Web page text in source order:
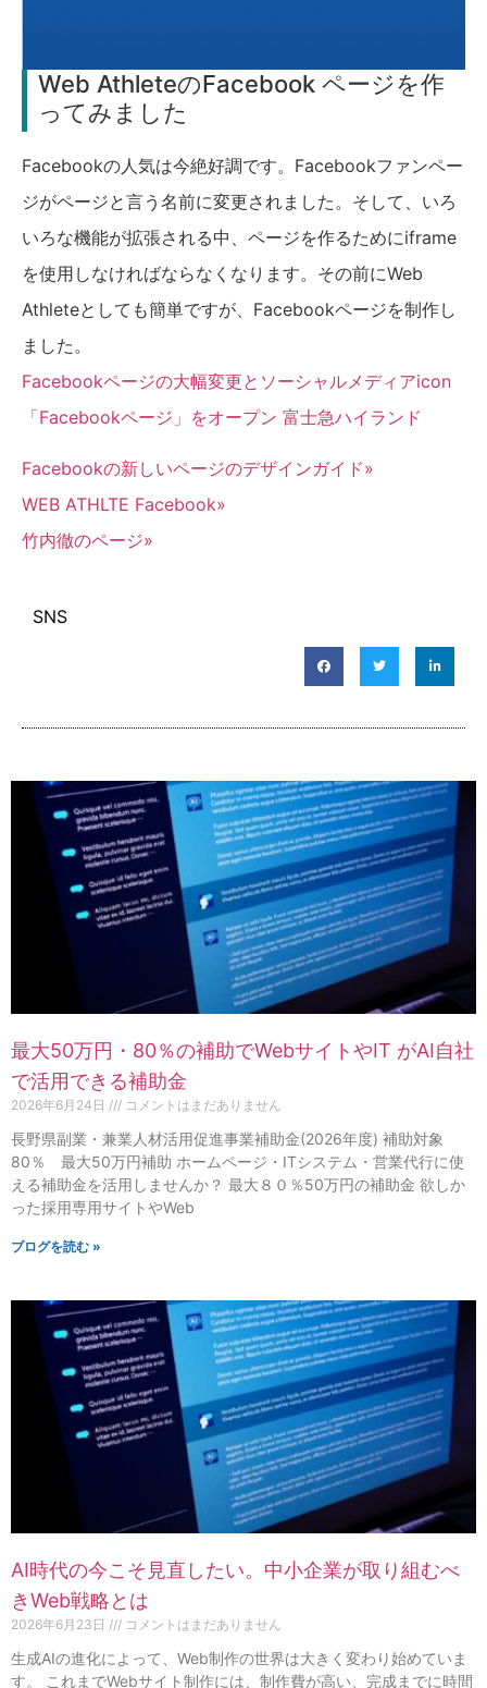
Web AthleteのFacebook ページを作
ってみました
Facebookの人気は今絶好調です。Facebookファンペー
ジがページと言う名前に変更されました。そして、いろ
いろな機能が拡張される中、ページを作るためにiframe
を使用しなければならなくなります。その前にWeb
Athleteとしても簡単ですが、Facebookページを制作し
ました。
Facebookページの大幅変更とソーシャルメディアicon
「Facebookページ」をオープン 富士急ハイランド
Facebookの新しいページのデザインガイド»
WEB ATHLTE Facebook»
竹内徹のページ»
SNS
最大50万円・80％の補助でWebサイトやIT がAI自社
で活用できる補助金
2026年6月24日 コメントはまだありません
長野県副業・兼業人材活用促進事業補助金(2026年度) 補助対象
80％ 最大50万円補助 ホームページ・ITシステム・営業代行に使
える補助金を活用しませんか？ 最大８０％50万円の補助金 欲しか
った採用専用サイトやWeb
ブログを読む »
AI時代の今こそ見直したい。中小企業が取り組むべ
きWeb戦略とは
2026年6月23日 コメントはまだありません
生成AIの進化によって、Web制作の世界は大きく変わり始めていま
す。 これまでWebサイト制作には、制作費が高い、完成までに時間